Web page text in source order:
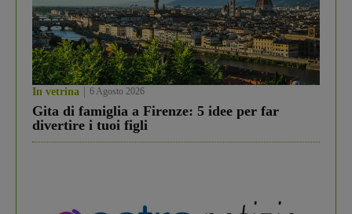
In vetrina 6 Agosto 2026
Gita di famiglia a Firenze: 5 idee per far
divertire i tuoi figli